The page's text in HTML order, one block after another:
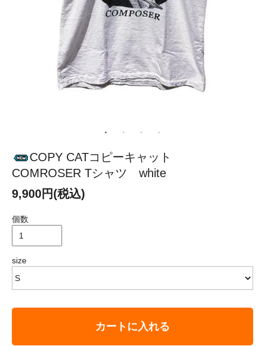
COPY CATコピーキャット
COMROSER Tシャツ white
9,900円(税込)
個数
size
カートに入れる